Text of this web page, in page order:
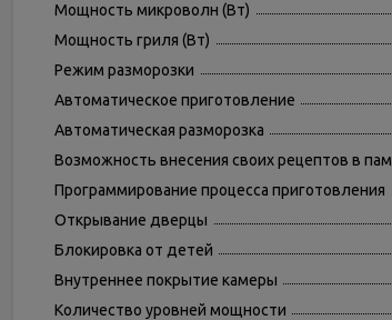
Мощность микроволн (Вт)
Мощность гриля (Вт)
Режим разморозки
Автоматическое приготовление
Автоматическая разморозка
Возможность внесения своих рецептов в
Программирование процесса приготовления
Открывание дверцы
Блокировка от детей
Внутреннее покрытие камеры
Количество уровней мощности